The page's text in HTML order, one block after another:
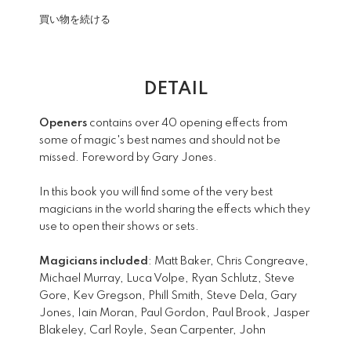
買い物を続ける
DETAIL
Openers contains over 40 opening effects from
some of magic's best names and should not be
missed. Foreword by Gary Jones.
In this book you will find some of the very best
magicians in the world sharing the effects which they
use to open their shows or sets.
Magicians included : Matt Baker, Chris Congreave,
Michael Murray, Luca Volpe, Ryan Schlutz, Steve
Gore, Kev Gregson, Phill Smith, Steve Dela, Gary
Jones, Iain Moran, Paul Gordon, Paul Brook, Jasper
Blakeley, Carl Royle, Sean Carpenter, John